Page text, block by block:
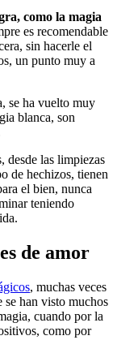
como la magia
es recomendable
sin hacerle el
un punto muy a
se ha vuelto muy
blanca, son
desde las limpiezas
de hechizos, tienen
el bien, nunca
teniendo
de amor
, muchas veces
se han visto muchos
cuando por la
como por